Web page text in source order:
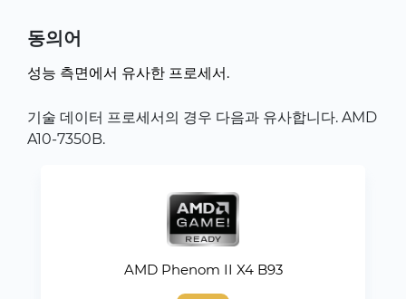
동의어
성능 측면에서 유사한 프로세서.
기술 데이터 프로세서의 경우 다음과 유사합니다. AMD
A10-7350B.
AMD Phenom II X4 B93